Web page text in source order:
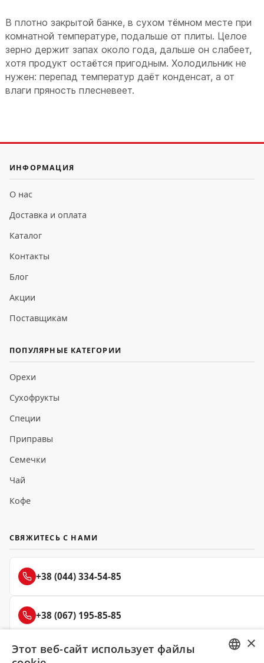
В плотно закрытой банке, в сухом тёмном месте при
комнатной температуре, подальше от плиты. Целое
зерно держит запах около года, дальше он слабеет,
хотя продукт остаётся пригодным. Холодильник не
нужен: перепад температур даёт конденсат, а от
влаги пряность плесневеет.
ИНФОРМАЦИЯ
О нас
Доставка и оплата
Каталог
Контакты
Блог
Акции
Поставщикам
ПОПУЛЯРНЫЕ КАТЕГОРИИ
Орехи
Сухофрукты
Специи
Приправы
Семечки
Чай
Кофе
СВЯЖИТЕСЬ С НАМИ
+38 (044) 334-54-85
+38 (067) 195-85-85
+38 (050) 145-85-45
×
Этот веб-сайт использует файлы